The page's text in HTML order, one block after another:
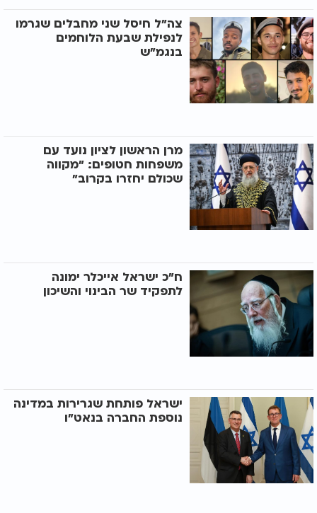
צה"ל חיסל שני מחבלים שגרמו
לנפילת שבעת הלוחמים
בנגמ"ש
מרן הראשון לציון נועד עם
משפחות חטופים: "מקווה
שכולם יחזרו בקרוב"
ח"כ ישראל אייכלר ימונה
לתפקיד שר הבינוי והשיכון
ישראל פותחת שגרירות במדינה
נוספת החברה בנאט"ו